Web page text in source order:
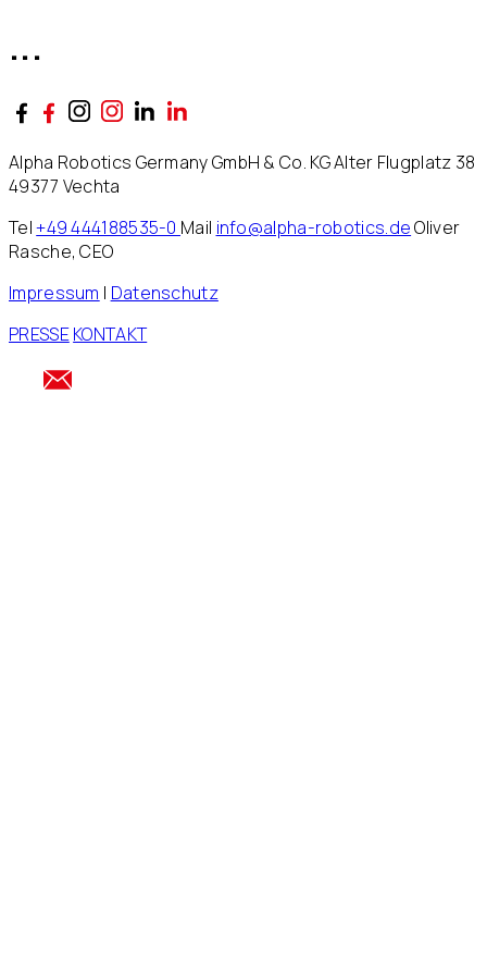
...
Alpha Robotics Germany GmbH & Co. KG Alter Flugplatz 38
49377 Vechta
Tel+49 444188535-0 Mail info@alpha-robotics.deOliver
Rasche, CEO
Impressum | Datenschutz
PRESSEKONTAKT